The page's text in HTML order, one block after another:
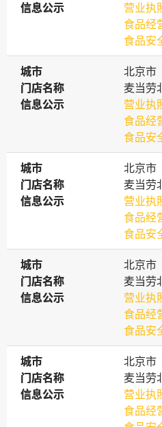
信息公示
信息公示
营业执
食品经
食品安
城市
城市
北京市
门店名称
门店名称
麦当劳
信息公示
信息公示
营业执
食品经
食品安
城市
城市
北京市
门店名称
门店名称
麦当劳
信息公示
信息公示
营业执
食品经
食品安
城市
城市
北京市
门店名称
门店名称
麦当劳
信息公示
信息公示
营业执
食品经
食品安
城市
城市
北京市
门店名称
门店名称
麦当劳
信息公示
信息公示
营业执
食品经